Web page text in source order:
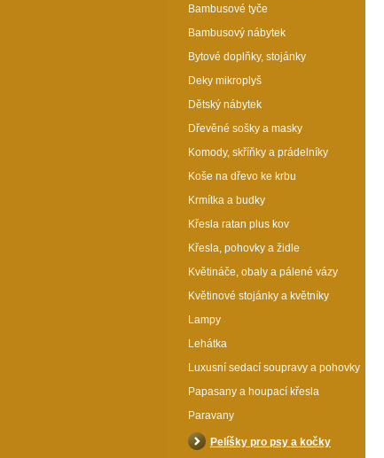
Bambusové tyče
Bambusový nábytek
Bytové doplňky, stojánky
Deky mikroplyš
Dětský nábytek
Dřevěné sošky a masky
Komody, skříňky a prádelníky
Koše na dřevo ke krbu
Krmítka a budky
Křesla ratan plus kov
Křesla, pohovky a židle
Květináče, obaly a pálené vázy
Květinové stojánky a květníky
Lampy
Lehátka
Luxusní sedací soupravy a pohovky
Papasany a houpací křesla
Paravany
Pelíšky pro psy a kočky